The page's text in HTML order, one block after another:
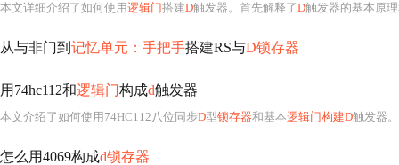
本文详细介绍了如何使用逻辑门搭建D触发器。首先解释了D触发器的基本原
从与非门到 记忆单元：手把手搭建RS与D锁存器
用74hc112和逻辑门构成d触发器
本文介绍了如何使用74HC112八位同步D型锁存器和基本逻辑门构建D触发器
怎么用4069构成d锁存器